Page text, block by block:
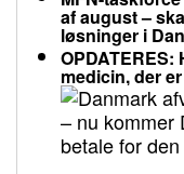
af august –
løsninger i
OPDATERES:
medicin, der